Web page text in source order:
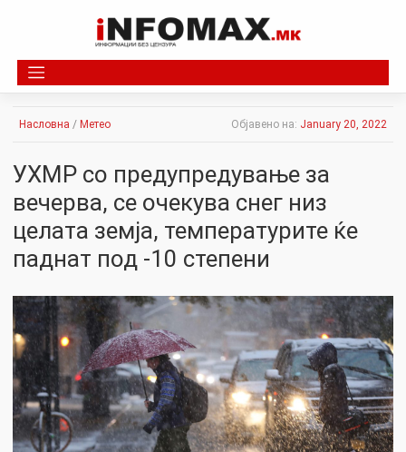
Насловна / Метео Објавено на: January 20, 2022
УХМР со предупредување за
вечерва, се очекува снег низ
целата земја, температурите ќе
пaднат под -10 степени